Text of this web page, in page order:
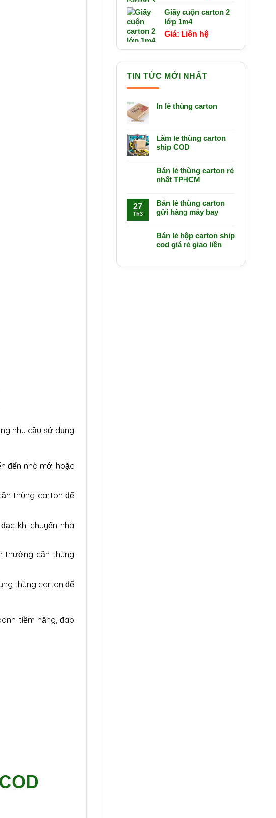
nhu cầu sử dụng
đến nhà mới hoặc
thùng carton để
khi chuyển nhà
thường cần thùng
thùng carton để
tiềm năng, đáp
Giấy cuộn carton 2
lớp 1m4
Liên hệ
TIN TỨC MỚI NHẤT
In lẻ thùng carton
Làm lẻ thùng carton
ship COD
Bán lẻ thùng carton rẻ
nhất TPHCM
27
Th3
Bán lẻ thùng carton
gửi hàng máy bay
Bán lẻ hộp carton ship
cod giá rẻ giao liền